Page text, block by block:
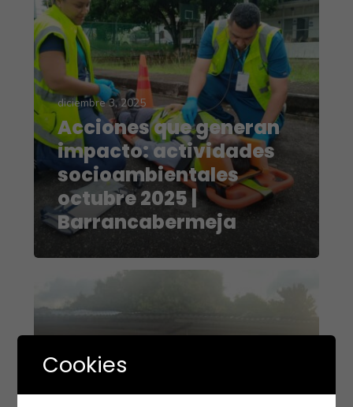
diciembre 3, 2025
Acciones que generan
impacto: actividades
socioambientales
octubre 2025 |
Barrancabermeja
Cookies